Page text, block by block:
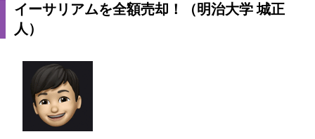
イーサリアムを全額売却！（明治大学 城正
人）